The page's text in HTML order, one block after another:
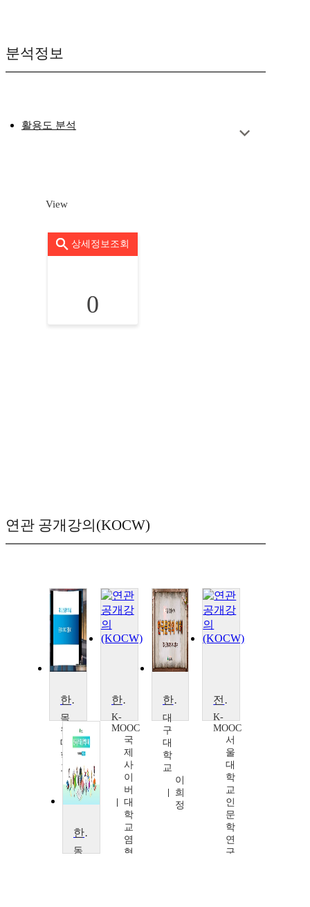
분석정보
활용도 분석
View
상세정보조회
0
연관 공개강의(KOCW)
한국문학의 이해
목
원
대
학
교
변
승
구
한국문학개론
K-
MOOC
국
제
사
이
버
대
학
교
염
형
한국문학의 이해
대
구
대
학
교
이
희
정
전쟁과 한국문학
K-
MOOC
서
울
대
학
교
인
문
학
연
구
한국문학의 철학적 이해
동